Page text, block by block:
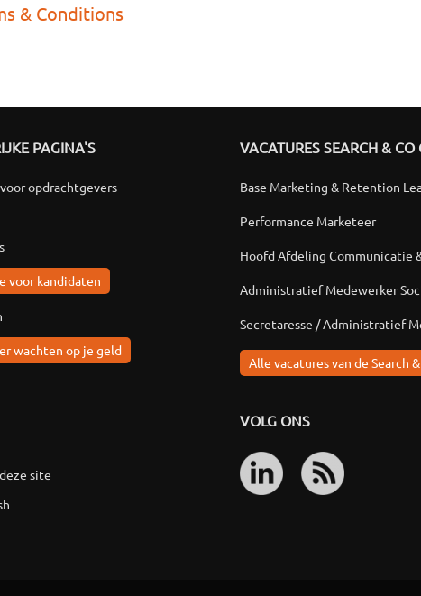
& Conditions
PAGINA'S
opdrachtgevers
voor kandidaten
wachten op je geld
site
VACATURES SEARCH & CO
Base Marketing & Retention
Performance Marketeer
Hoofd Afdeling Communicatie
Administratief Medewerker
Secretaresse / Administratief
Alle vacatures van de Search
VOLG ONS